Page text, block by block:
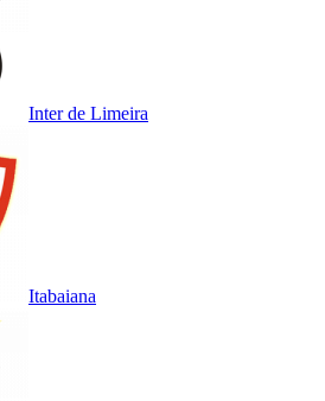
Inter de Limeira
Itabaiana